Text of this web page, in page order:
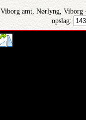
Viborg amt, Nørlyng, Viborg
opslag: